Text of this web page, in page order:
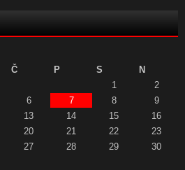
Č P S
N
1
2
6 7 8
9
13 14 15
16
20 21 22
23
27 28 29
30